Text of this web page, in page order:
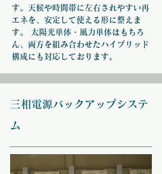
す。天候や時間帯に左右されやすい再
エネを、安定して使える形に整えま
す。 太陽光単体・風力単体はもちろ
ん、両方を組み合わせたハイブリッド
構成にも対応しております。
三相電源バックアップシステ
ム